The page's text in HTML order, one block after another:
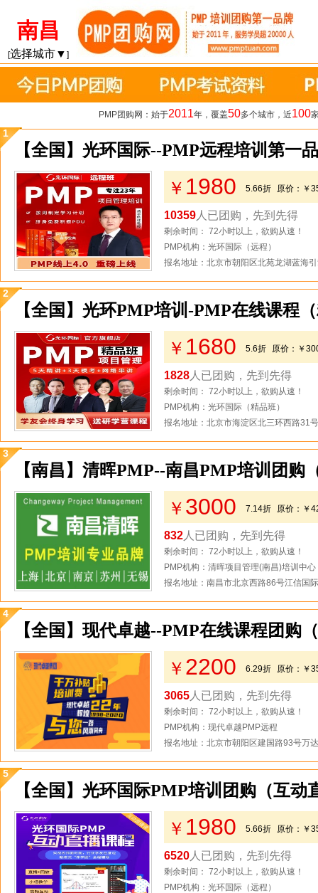
南昌
[选择城市▼ ]
PMP团购网：始于2011年，覆盖50多个城市，近100
1
【全国】光环国际--PMP远程培训第一
￥ 1980 5.66折 原价： ￥
10359 人已团购，先到先得
剩余时间： 72小时以上，欲购从速！
PMP机构：光环国际（远程）
报名地址：北京市朝阳区北苑龙湖蓝海
2
【全国】光环PMP培训-PMP在线课程
￥ 1680 5.6折 原价： ￥
1828 人已团购，先到先得
剩余时间： 72小时以上，欲购从速！
PMP机构：光环国际（精品班）
报名地址：北京市海淀区北三环西路31
3
【南昌】清晖PMP--南昌PMP培训团购
￥ 3000 7.14折 原价： ￥
832 人已团购，先到先得
剩余时间： 72小时以上，欲购从速！
PMP机构：清晖项目管理(南昌)培训中心
报名地址：南昌市北京西路86号江信国
4
【全国】现代卓越--PMP在线课程团购
￥ 2200 6.29折 原价： ￥
3065 人已团购，先到先得
剩余时间： 72小时以上，欲购从速！
PMP机构：现代卓越PMP远程
报名地址：北京市朝阳区建国路93号万
5
【全国】光环国际PMP培训团购（互动
￥ 1980 5.66折 原价： ￥
6520 人已团购，先到先得
剩余时间： 72小时以上，欲购从速！
PMP机构：光环国际（远程）